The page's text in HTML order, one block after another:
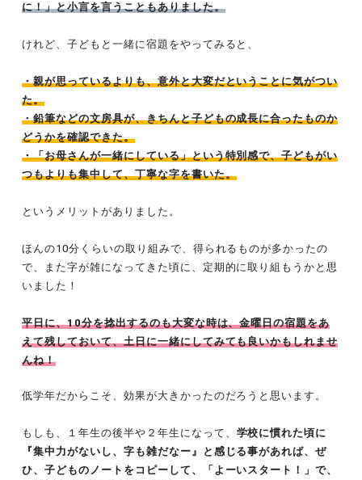
に！」と小言を言うこともありました。
けれど、子どもと一緒に宿題をやってみると、
・親が思っているよりも、意外と大変だということに気がつい
た。
・鉛筆などの文房具が、きちんと子どもの成長に合ったものか
どうかを確認できた。
・「お母さんが一緒にしている」という特別感で、子どもがい
つもよりも集中して、丁寧な字を書いた。
というメリットがありました。
ほんの10分くらいの取り組みで、得られるものが多かったの
で、また字が雑になってきた頃に、定期的に取り組もうかと思
いました！
平日に、10分を捻出するのも大変な時は、金曜日の宿題をあ
えて残しておいて、土日に一緒にしてみても良いかもしれませ
んね！
低学年だからこそ、効果が大きかったのだろうと思います。
もしも、１年生の後半や２年生になって、 学校に慣れた頃に
『集中力がないし、字も雑だなー』と感じる事があれば、ぜ
ひ、子どものノートをコピーして、「よーいスタート！」で、